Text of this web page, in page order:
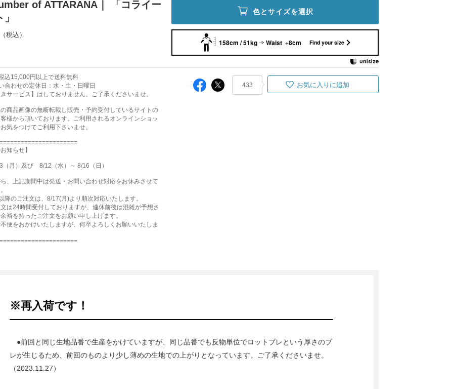
of ATTARANA｜ 「コライー
色とサイズを選択
158cm / 51kg Waist +8cm Find your size
込15,000円以上で送料無料
合わせの定休日：水・土・日曜日
きサービス】はしておりません。ご了承くださいませ。
商品画像の無断転載し販売・予約受付しているサイトの
様から頂いております。ご利用されるオンラインショッ
気をつけてご利用下さいませ。
知らせ】
（月）及び 8/12（水）～ 8/16（日）
、上記期間中は発送・お問い合わせ対応をお休みさせて
降のご注文は、8/17(月)より順次対応いたします。
は24時間受付しておりますが、連休前後は混雑が予想さ
裕を持ったご注文をお願い申し上げます。
便をおかけいたしますが、何卒よろしくお願いいたしま
433 お気に入りに追加
※再入荷です！
●前回と同じ生地品番で生産をかけていますが、同じ品番でも反物単位でロットブレという厚さのブ
レが生じるため、前回のものより少し薄めの生地での上がりとなっています。ご了承くださいませ。
（2023.11.27）